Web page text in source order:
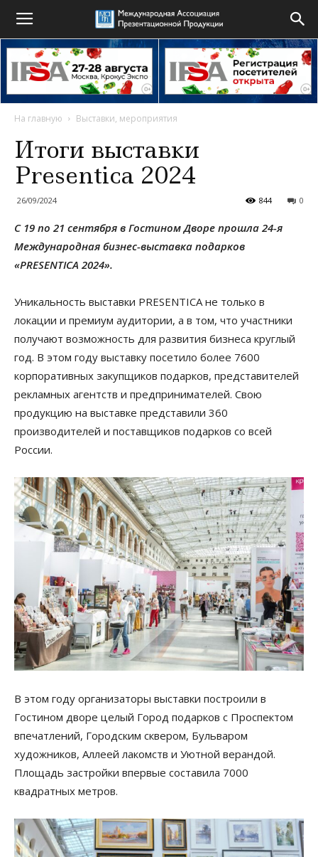
На главную Выставки, мероприятия
Итоги выставки
Presentica 2024
26/09/2024 0
844
С 19 по 21 сентября в Гостином Дворе прошла 24-я
Международная бизнес-выставка подарков
«PRESENTICA 2024».
Уникальность выставки PRESENTICA не только в
локации и премиум аудитории, а в том, что участники
получают возможность для развития бизнеса круглый
год. В этом году выставку посетило более 7600
корпоративных закупщиков подарков, представителей
рекламных агентств и предпринимателей. Свою
продукцию на выставке представили 360
производителей и поставщиков подарков со всей
России.
В этом году организаторы выставки построили в
Гостином дворе целый Город подарков с Проспектом
впечатлений, Городским сквером, Бульваром
художников, Аллеей лакомств и Уютной верандой.
Площадь застройки впервые составила 7000
квадратных метров.